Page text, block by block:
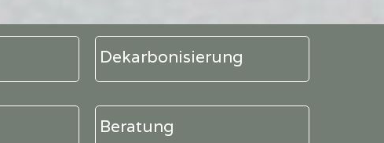
Dekarbonisierung
Beratung